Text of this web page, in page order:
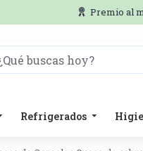
Premio al
Refrigerados